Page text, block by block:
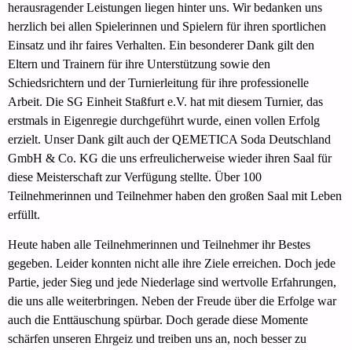
herausragender Leistungen liegen hinter uns. Wir bedanken uns
herzlich bei allen Spielerinnen und Spielern für ihren sportlichen
Einsatz und ihr faires Verhalten. Ein besonderer Dank gilt den
Eltern und Trainern für ihre Unterstützung sowie den
Schiedsrichtern und der Turnierleitung für ihre professionelle
Arbeit. Die SG Einheit Staßfurt e.V. hat mit diesem Turnier, das
erstmals in Eigenregie durchgeführt wurde, einen vollen Erfolg
erzielt. Unser Dank gilt auch der QEMETICA Soda Deutschland
GmbH & Co. KG die uns erfreulicherweise wieder ihren Saal für
diese Meisterschaft zur Verfügung stellte. Über 100
Teilnehmerinnen und Teilnehmer haben den großen Saal mit Leben
erfüllt.
Heute haben alle Teilnehmerinnen und Teilnehmer ihr Bestes
gegeben. Leider konnten nicht alle ihre Ziele erreichen. Doch jede
Partie, jeder Sieg und jede Niederlage sind wertvolle Erfahrungen,
die uns alle weiterbringen. Neben der Freude über die Erfolge war
auch die Enttäuschung spürbar. Doch gerade diese Momente
schärfen unseren Ehrgeiz und treiben uns an, noch besser zu